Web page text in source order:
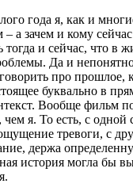
года я, как и
– а зачем и кому
тогда и сейчас, что в
Да и
про прошлое,
буквально в
Вообще фильм
я. То есть, с одной
тревоги, с
держа
история могла бы